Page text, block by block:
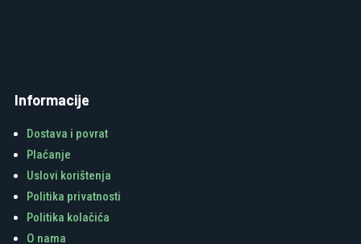
Informacije
Dostava i povrat
Plaćanje
Uslovi korištenja
Politika privatnosti
Politika kolačića
O nama